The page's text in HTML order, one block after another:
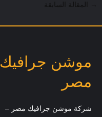
→ المقالة السابقة
موشن جرافيك
مصر
شركة موشن جرافيك مصر –